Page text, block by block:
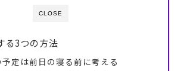
CLOSE
る3つの方法
定は前日の寝る前に考える